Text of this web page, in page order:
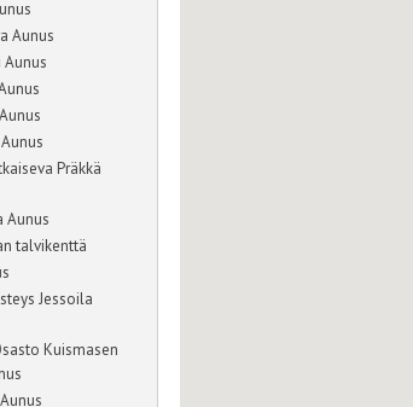
Aunus
Aunus
Präkkä
Aunus
talvikenttä
Jessoila
Kuismasen